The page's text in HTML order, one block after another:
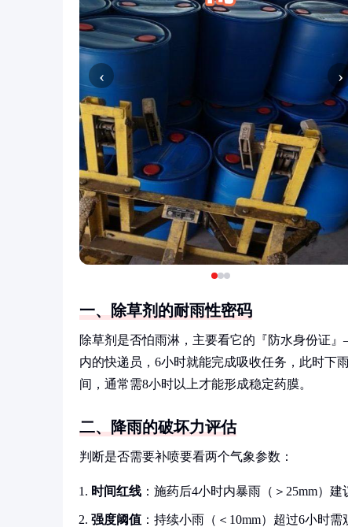
‹ ›
一、除草剂的耐雨性密码
除草剂是否怕雨淋，主要看它的『防水身份证
内的快递员，6小时就能完成吸收任务，此时下
间，通常需8小时以上才能形成稳定药膜。
二、降雨的破坏力评估
判断是否需要补喷要看两个气象参数：
时间红线 ：施药后4小时内暴雨（＞25mm）建
强度阈值 ：持续小雨（＜10mm）超过6小时